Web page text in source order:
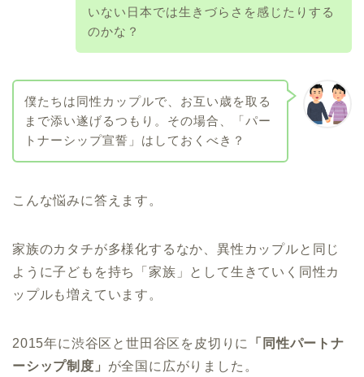
いない日本では生きづらさを感じたりする
のかな？
僕たちは同性カップルで、お互い歳を取る
まで添い遂げるつもり。その場合、「パー
トナーシップ宣誓」はしておくべき？
こんな悩みに答えます。
家族のカタチが多様化するなか、異性カップルと同じ
ように子どもを持ち「家族」として生きていく同性カ
ップルも増えています。
2015年に渋谷区と世田谷区を皮切りに
「同性パートナ
ーシップ制度」 が全国に広がりました。